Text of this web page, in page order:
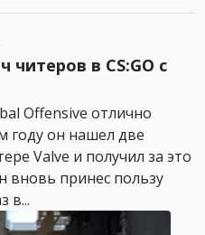
читеров в CS:GO c
Offensive отлично
году он нашел две
Valve и получил за это
вновь принес пользу
в...